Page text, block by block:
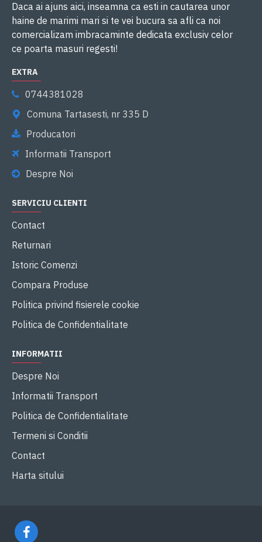
Daca ai ajuns aici, inseamna ca esti in cautarea unor
haine de marimi mari si te vei bucura sa afli ca noi
comercializam imbracaminte dedicata exclusiv celor
ce poarta masuri regesti!
EXTRA
0744381028
Comuna Tartasesti, nr 335 D
Producatori
Informatii Transport
Despre Noi
SERVICIU CLIENTI
Contact
Returnari
Istoric Comenzi
Compara Produse
Politica privind fisierele cookie
Politica de Confidentialitate
INFORMATII
Despre Noi
Informatii Transport
Politica de Confidentialitate
Termeni si Conditii
Contact
Harta sitului